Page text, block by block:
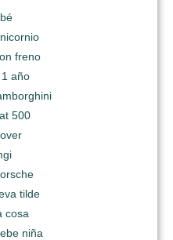
freno
año
500
tilde
cosa
niña